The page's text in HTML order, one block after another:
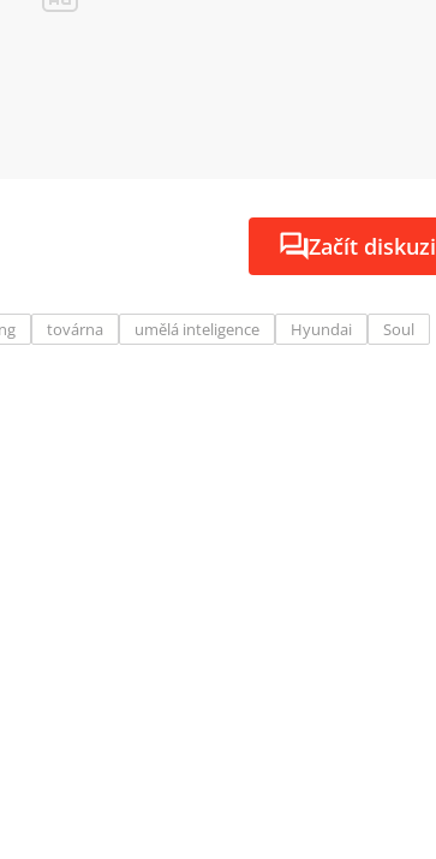
Začít diskuzi
továrna umělá inteligence Hyundai
Soul